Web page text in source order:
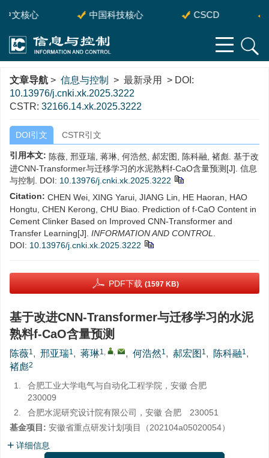
文核心 中国科技核心 CSCD
文章导航 > 信息与控制
> 最新录用 > DOI:
10.13976/j.cnki.xk.2025.3222
CSTR: 32166.14.xk.2025.3222
DOI引文 CSTR引文
引用本文: 陈薇, 邢亚瑞, 蒋琳, 何浩然, 郝宏图, 陈科融, 褚彪. 基于改
进CNN-Transformer与迁移学习的水泥熟料f-CaO含量预测[J]. 信息
与控制. DOI: 10.13976/j.cnki.xk.2025.3222
Citation: CHEN Wei, XING Yarui, JIANG Lin, HE Haoran, HAO
Hongtu, CHEN Kerong, CHU Biao. Prediction of f-CaO Content in
Cement Clinker Based on Improved CNN-Transformer and
Transfer Learning[J]. INFORMATION AND CONTROL
DOI: 10.13976/j.cnki.xk.2025.3222
PDF下载 (1597 KB)
基于改进CNN-Transformer与迁移学习的水泥
熟料f-CaO含量预测
陈薇1, 邢亚瑞1, 蒋琳1, , , 何浩然1, 郝宏图 1, 陈科融1,
褚彪2
1.
合肥工业大学电气与自动化工程学院，安徽 合肥
230009
2.
合肥水泥研究设计院有限公司，安徽 合肥 230051
基金项目: 安徽省重点研发计划项目（202104a05020054）
详细信息